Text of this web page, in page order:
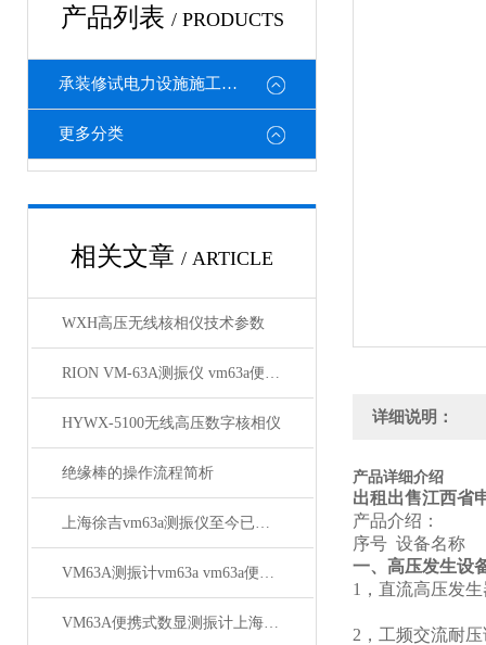
产品列表 / PRODUCTS
承装修试电力设施施工机具
更多分类
相关文章 / ARTICLE
WXH高压无线核相仪技术参数
RION VM-63A测振仪 vm63a便携式测振仪*
HYWX-5100无线高压数字核相仪
绝缘棒的操作流程简析
上海徐吉vm63a测振仪至今已销售300套
VM63A测振计vm63a vm63a便携式测振仪批发
VM63A便携式数显测振计上海徐吉电气
详细说明：
产品详细介绍
出租出售江西省
产品介绍：
序号 设
一、高压发生设
1，直流高压
2，工频交流